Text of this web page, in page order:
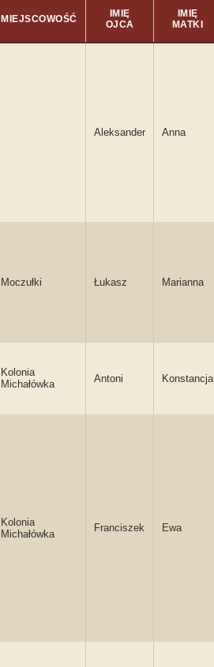
MIEJSCOWOŚĆ
IMIĘ
OJCA
IMIĘ
MATKI
Aleksander Anna
Moczułki Łukasz Marianna
Kolonia
Michałówka
Antoni Konstancja
Kolonia
Michałówka
Franciszek Ewa